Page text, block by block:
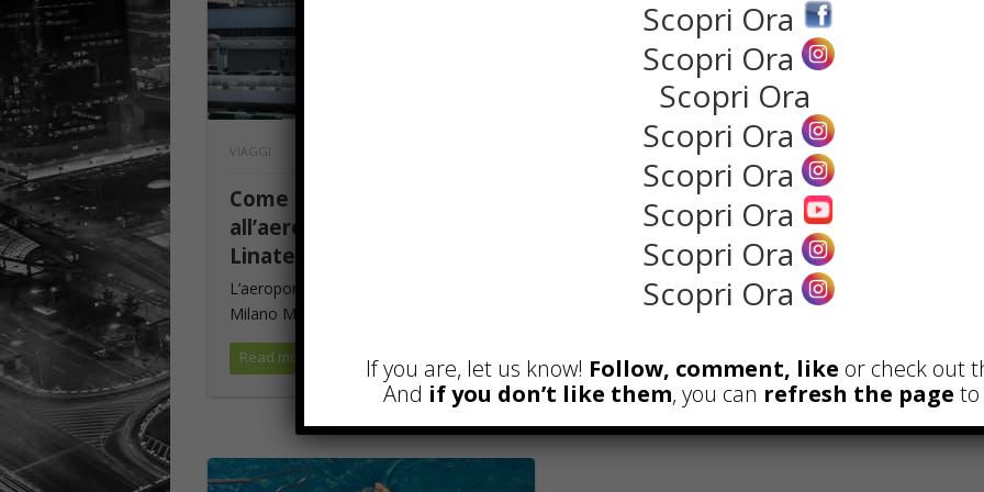
VIAGGI
Come arrivare
all’aeroporto di Milano
Linate
L’aeroporto di Milano Linate, insieme a
Milano Malpensa e ...
Read more
Vacanze in Salento? Ecco
cosa dovete sapere
Volete trascorrere delle vacanze da
favola in uno dei ...
Scopri Ora
Scopri Ora
Scopri Ora
Scopri Ora
Scopri Ora
Scopri Ora
Scopri Ora
Scopri Ora
If you are, let us know! Follow, comment, like or check out
And if you don’t like them, you can refresh the page to